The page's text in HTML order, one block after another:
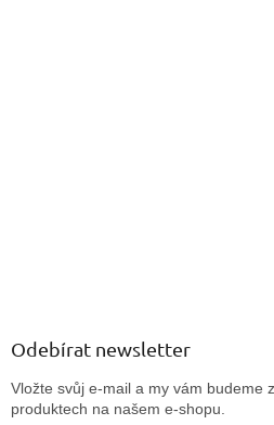
Odebírat newsletter
Vložte svůj e-mail a my vám budeme
produktech na našem e-shopu.